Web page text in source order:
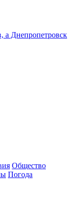
а Днепропетровск
Общество
Погода